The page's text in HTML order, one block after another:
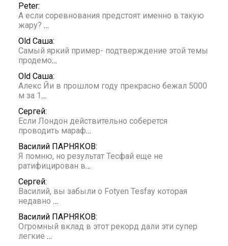
Peter:
А если соревнования предстоят именно в такую
жару? …
Old Саша:
Самый яркий пример- подтверждение этой темы
продемо…
Old Саша:
Алекс Йи в прошлом году прекрасно бежал 5000
м за 1 …
Сергей:
Если Лондон действительно соберется
проводить мараф…
Василий ПАРНЯКОВ:
Я помню, но результат Тесфай еще не
ратифицирован в…
Сергей:
Василий, вы забыли о Fotyen Tesfay которая
недавно …
Василий ПАРНЯКОВ:
Огромный вклад в этот рекорд дали эти супер
легкие …